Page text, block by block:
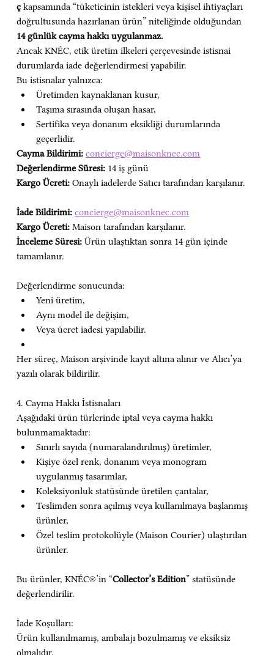
ç kapsamında “tüketicinin istekleri veya kişisel ihtiyaçları
doğrultusunda hazırlanan ürün” niteliğinde olduğundan
14 günlük cayma hakkı uygulanmaz.
Ancak KNÉC, etik üretim ilkeleri çerçevesinde istisnai
durumlarda iade değerlendirmesi yapabilir.
Bu istisnalar yalnızca:
Üretimden kaynaklanan kusur,
Taşıma sırasında oluşan hasar,
Sertifika veya donanım eksikliği durumlarında
geçerlidir.
Cayma Bildirimi: concierge@maisonknec.com
Değerlendirme Süresi: 14 iş günü
Kargo Ücreti: Onaylı iadelerde Satıcı tarafından karşılanır.
İade Bildirimi: concierge@maisonknec.com
Kargo Ücreti: Maison tarafından karşılanır.
İnceleme Süresi: Ürün ulaştıktan sonra 14 gün içinde
tamamlanır.
Değerlendirme sonucunda:
Yeni üretim,
Aynı model ile değişim,
Veya ücret iadesi yapılabilir.
Her süreç, Maison arşivinde kayıt altına alınır ve Alıcı’ya
yazılı olarak bildirilir.
4. Cayma Hakkı İstisnaları
Aşağıdaki ürün türlerinde iptal veya cayma hakkı
bulunmamaktadır:
Sınırlı sayıda (numaralandırılmış) üretimler,
Kişiye özel renk, donanım veya monogram
uygulanmış tasarımlar,
Koleksiyonluk statüsünde üretilen çantalar,
Teslimden sonra açılmış veya kullanılmaya başlanmış
ürünler,
Özel teslim protokolüyle (Maison Courier) ulaştırılan
ürünler.
Bu ürünler, KNÉC®’in “Collector’s Edition” statüsünde
değerlendirilir.
İade Koşulları:
Ürün kullanılmamış, ambalajı bozulmamış ve eksiksiz
olmalıdır.